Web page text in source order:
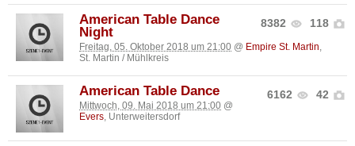
8382 118
American Table Dance
Night
Freitag, 05. Oktober 2018 um 21:00 @ Empire St. Martin,
St. Martin / Mühlkreis
6162 42
American Table Dance
Mittwoch, 09. Mai 2018 um 21:00 @
Evers, Unterweitersdorf